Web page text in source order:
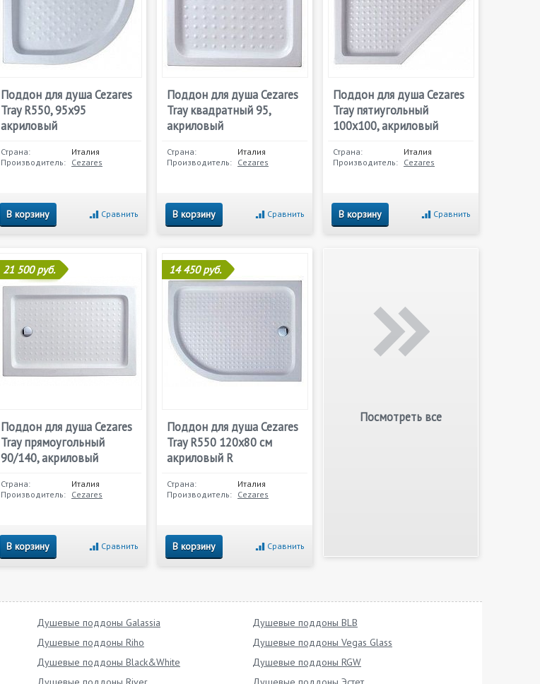
Поддон для душа Cezares
Tray R550, 95х95
акриловый
Страна:
Италия
Производитель: Cezares
В корзину Сравнить
Поддон для душа Cezares
Tray квадратный 95,
акриловый
Страна:
Италия
Производитель: Cezares
В корзину Сравнить
Поддон для душа Cezares
Tray пятиугольный
100х100, акриловый
Страна:
Италия
Производитель: Cezares
В корзину Сравнить
21 500 руб.
Поддон для душа Cezares
Tray прямоугольный
90/140, акриловый
Страна:
Италия
Производитель: Cezares
В корзину Сравнить
14 450 руб.
Поддон для душа Cezares
Tray R550 120х80 см
акриловый R
Страна:
Италия
Производитель: Cezares
В корзину Сравнить
Посмотреть все
Душевые поддоны Galassia
Душевые поддоны BLB
Душевые поддоны Riho
Душевые поддоны Vegas Glass
Душевые поддоны Black&White
Душевые поддоны RGW